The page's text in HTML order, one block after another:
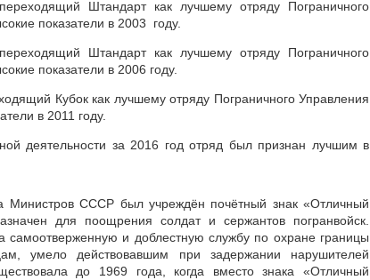
Штандарт как лучшему отряду Пограничного
показатели в 2003 году.
Штандарт как лучшему отряду Пограничного
показатели в 2006 году.
Кубок как лучшему отряду Пограничного Управления
в 2011 году.
деятельности за 2016 год отряд был признан лучшим в
Министров СССР был учреждён почётный знак «Отличный
для поощрения солдат и сержантов погранвойск.
самоотверженную и доблестную службу по охране границы
умело действовавшим при задержании нарушителей
до 1969 года, когда вместо знака «Отличный